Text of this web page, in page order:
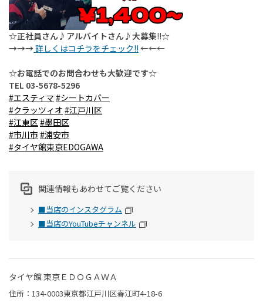
☆正社員さん♪アルバイトさん♪大募集!!☆
→→→詳しくはコチラをチェック!! ←←←
☆お電話でのお問合わせも大歓迎です☆
TEL 03-5678-5296
#エスティマ #シートカバー
#クラッツィオ #江戸川区
#江東区#墨田区
#市川市 #浦安市
#タイヤ館東京EDOGAWA
関連情報もあわせてご覧ください
■当店のインスタグラム
■当店のYouTubeチャンネル
タイヤ館 東京ＥＤＯＧＡＷＡ
住所：134-0003東京都江戸川区春江町4-18-6